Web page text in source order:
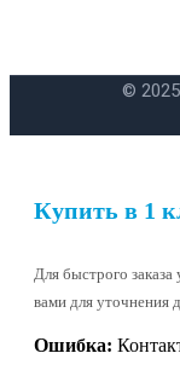
© 2025
Купить в 1
Для быстрого
вами для уточнения
Ошибка: